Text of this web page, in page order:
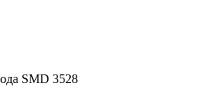
SMD 3528